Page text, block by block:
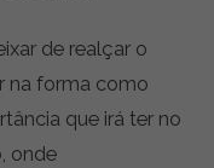
de realçar o
na forma como
que irá ter no
onde